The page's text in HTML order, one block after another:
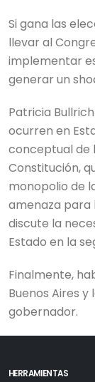
Si gana las
llevar al
implementar
generar un
Patricia
ocurren en
conceptual de
Constitución,
monopolio de
amenaza para
discute la
Estado en la
Finalmente,
Buenos Aires
gobernador.
HERRAMIENTAS